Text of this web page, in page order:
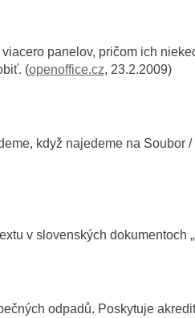
panelov, pričom ich
(openoffice.cz, 23.2.2009)
když najedeme na Soubor
v slovenských dokumentoch
odpadů. Poskytuje